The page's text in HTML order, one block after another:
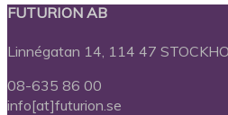
FUTURION AB
Linnégatan 14, 114 47
08-635 86 00
info[at]futurion.se